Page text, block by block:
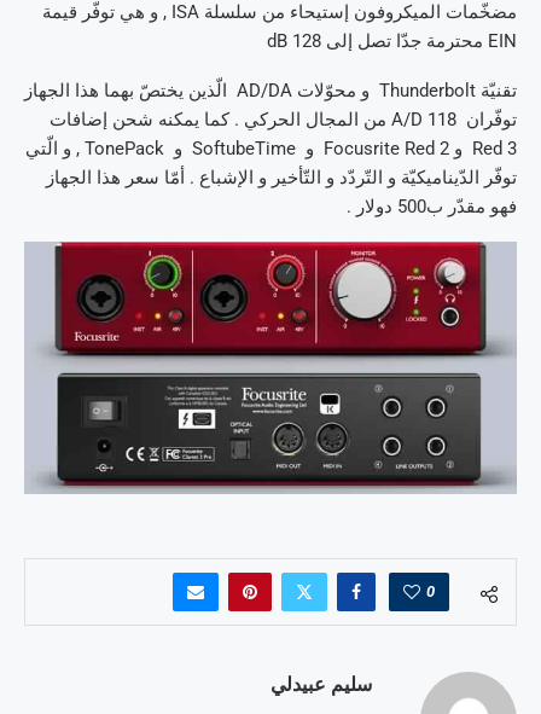
مضخّمات الميكروفون إستيحاء من سلسلة ISA , و هي توفّر قيمة
EIN محترمة جدّا تصل إلى 128 dB
تقنيّة Thunderbolt و محوّلات AD/DA الّذين يختصّ بهما هذا الجهاز
توفّران 118 A/D من المجال الحركي . كما يمكنه شحن إضافات
Red 3 و Focusrite Red 2 و SoftubeTime و TonePack , و الّتي
توفّر الدّيناميكيّة و التّردّد و التّأخير و الإشباع . أمّا سعر هذا الجهاز
فهو مقدّر ب500 دولار .
0
سليم عبيدلي